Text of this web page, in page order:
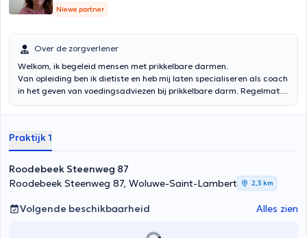
Niewe partner
Over de zorgverlener
Welkom, ik begeleid mensen met prikkelbare darmen.
Van opleiding ben ik dietiste en heb mij laten specialiseren als coach
in het geven van voedingsadviezen bij prikkelbare darm. Regelmatig
Praktijk 1
Roodebeek Steenweg 87
Roodebeek Steenweg 87, Woluwe-Saint-Lambert
2,3 km
Volgende beschikbaarheid Alles zien